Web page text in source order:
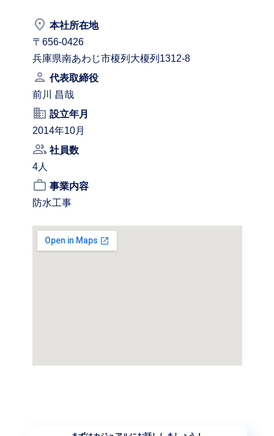
place 本社所在地
〒656-0426
兵庫県南あわじ市榎列大榎列1312-8
person 代表取締役
前川 昌哉
business 設立年月
2014年10月
people_alt 社員数
4人
work_outline 事業内容
防水工事